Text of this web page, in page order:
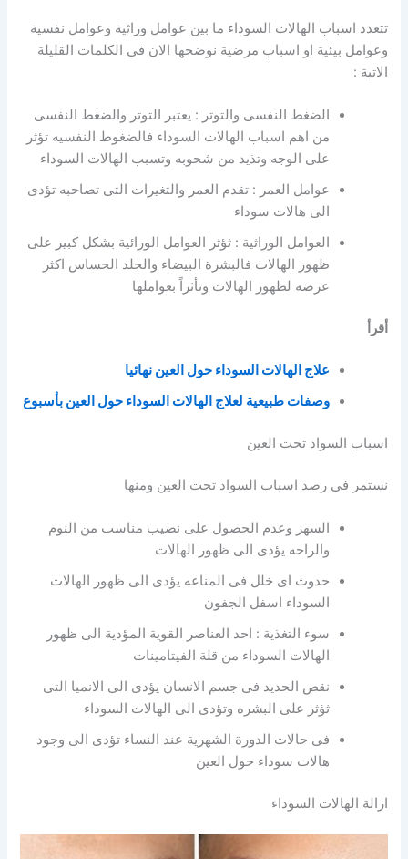
تتعدد اسباب الهالات السوداء ما بين عوامل وراثية وعوامل نفسية
وعوامل بيئية او اسباب مرضية نوضحها الان فى الكلمات القليلة
الاتية :
الضغط النفسى والتوتر : يعتبر التوتر والضغط النفسى
من اهم اسباب الهالات السوداء فالضغوط النفسيه تؤثر
على الوجه وتذيد من شحوبه وتسبب الهالات السوداء
عوامل العمر : تقدم العمر والتغيرات التى تصاحبه تؤدى
الى هالات سوداء
العوامل الوراثية : ثؤثر العوامل الورائية بشكل كبير على
ظهور الهالات فالبشرة البيضاء والجلد الحساس اكثر
عرضه لظهور الهالات وتأثراً بعواملها
أقرأ
علاج الهالات السوداء حول العين نهائيا
وصفات طبيعية لعلاج الهالات السوداء حول العين بأسبوع
اسباب السواد تحت العين
نستمر فى رصد اسباب السواد تحت العين ومنها
السهر وعدم الحصول على نصيب مناسب من النوم
والراحه يؤدى الى ظهور الهالات
حدوث اى خلل فى المناعه يؤدى الى ظهور الهالات
السوداء اسفل الجفون
سوء التغذية : احد العناصر القوية المؤدية الى ظهور
الهالات السوداء من قلة الفيتامينات
نقص الحديد فى جسم الانسان يؤدى الى الانميا التى
ثؤثر على البشره وتؤدى الى الهالات السوداء
فى حالات الدورة الشهرية عند النساء تؤدى الى وجود
هالات سوداء حول العين
ازالة الهالات السوداء